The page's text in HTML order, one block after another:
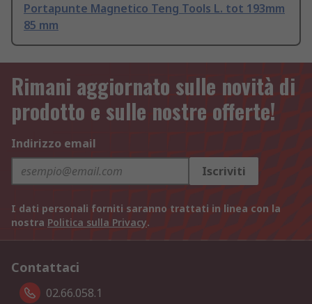
Portapunte Magnetico Teng Tools L. tot 193mm
85 mm
Rimani aggiornato sulle novità di
prodotto e sulle nostre offerte!
Indirizzo email
Iscriviti
I dati personali forniti saranno trattati in linea con la
nostra Politica sulla Privacy.
Contattaci
02.66.058.1